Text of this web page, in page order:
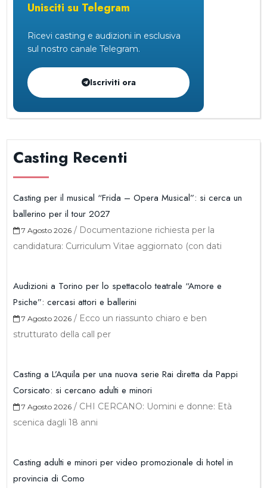
Unisciti su Telegram
Ricevi casting e audizioni in esclusiva
sul nostro canale Telegram.
Iscriviti ora
Casting Recenti
Casting per il musical “Frida – Opera Musical”: si cerca un
ballerino per il tour 2027
7 Agosto 2026 / Documentazione richiesta per la
candidatura: Curriculum Vitae aggiornato (con dati
Audizioni a Torino per lo spettacolo teatrale “Amore e
Psiche”: cercasi attori e ballerini
7 Agosto 2026 / Ecco un riassunto chiaro e ben
strutturato della call per
Casting a L’Aquila per una nuova serie Rai diretta da Pappi
Corsicato: si cercano adulti e minori
7 Agosto 2026 / CHI CERCANO: Uomini e donne: Età
scenica dagli 18 anni
Casting adulti e minori per video promozionale di hotel in
provincia di Como